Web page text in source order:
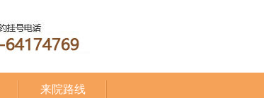
来院路线